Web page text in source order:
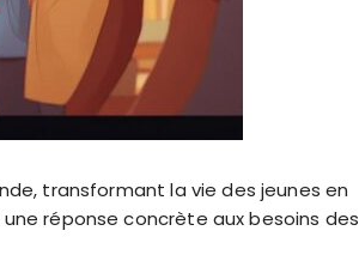
transformant la vie des jeunes en
réponse concrète aux besoins des